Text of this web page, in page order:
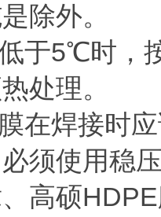
除外。
于5℃时，
处理。
在焊接时
须使用稳压
高硕